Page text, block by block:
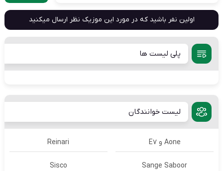
اولین نفر باشید که در مورد این موزیک نظر ارسال میکنید
پلی لیست ها
لیست خوانندگان
Aone و E7 Reinari
Sange Saboor
Sisco